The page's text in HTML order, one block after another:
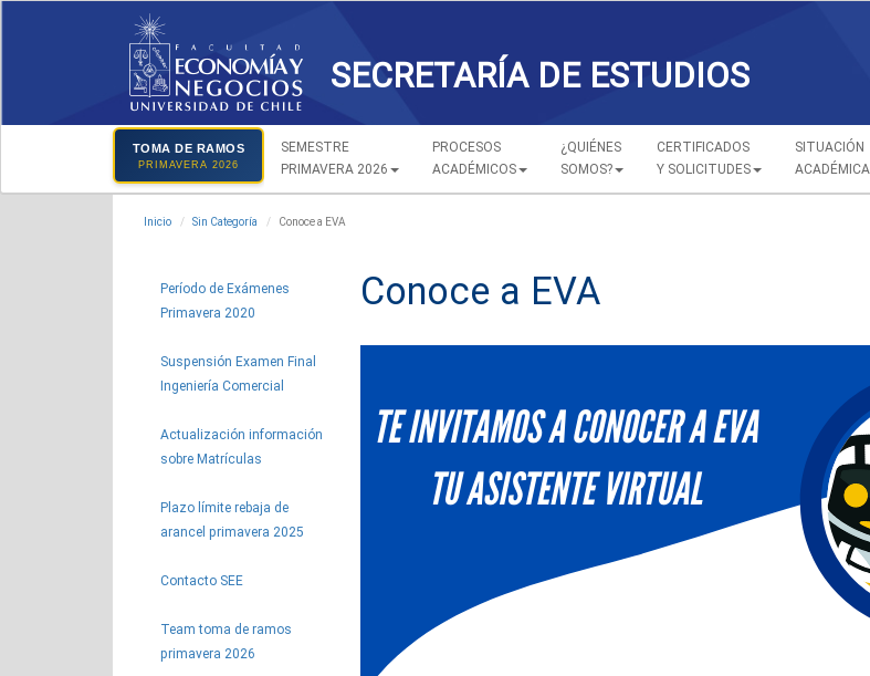
SECRETARÍA DE ESTUDIOS
TOMA DE RAMOS
PRIMAVERA 2026
SEMESTRE
PRIMAVERA 2026
PROCESOS
ACADÉMICOS
¿QUIÉNES
SOMOS?
CERTIFICADOS
Y SOLICITUDES
SITUACIÓN
ACADÉMICA
Inicio Sin Categoría Conoce a EVA
Período de Exámenes
Primavera 2020
Suspensión Examen Final
Ingeniería Comercial
Actualización información
sobre Matrículas
Plazo límite rebaja de
arancel primavera 2025
Contacto SEE
Team toma de ramos
primavera 2026
Conoce a EVA